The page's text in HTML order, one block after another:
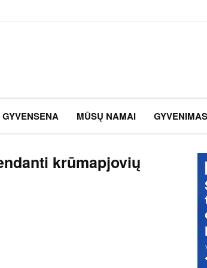
MŪSŲ NAMAI GYVENIMAS
krūmapjovių